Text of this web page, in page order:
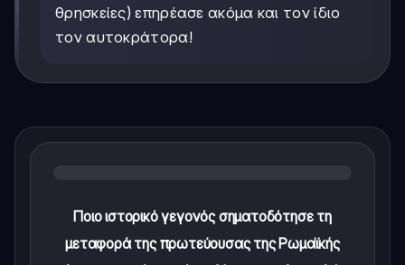
θρησκείες) επηρέασε ακόμα και τον ίδιο
τον αυτοκράτορα!
Ποιο ιστορικό γεγονός σηματοδότησε τη
μεταφορά της πρωτεύουσας της Ρωμαϊκής